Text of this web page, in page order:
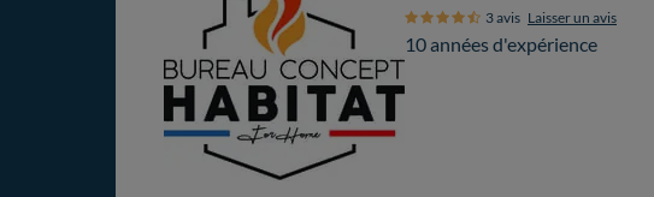
3 avis Laisser un avis
10 années d'expérience